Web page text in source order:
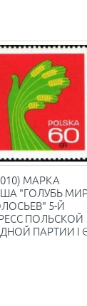
010) МАРКА
"ГОЛУБЬ
5-Й
ПОЛЬСКОЙ
ПАРТИИ I